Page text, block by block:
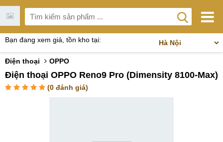
Bạn đang xem giá, tồn kho tại:
Điện thoại OPPO
Điện thoại OPPO Reno9 Pro (Dimensity 8100-Max)
(0 đánh giá)